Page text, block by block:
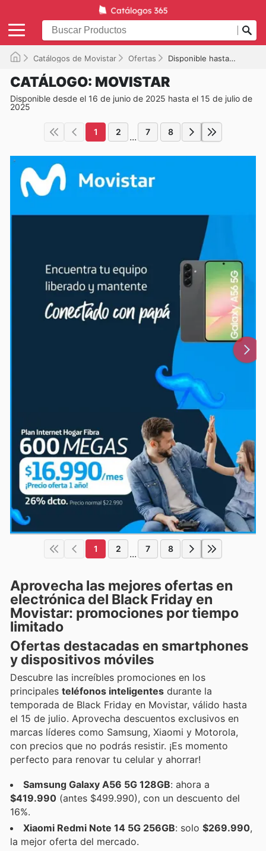
Catálogos de Movistar Ofertas Disponible hasta el 15-07-2025
CATÁLOGO: MOVISTAR
Disponible desde el 16 de junio de 2025 hasta el 15 de julio de
2025
1 2 ... 7 8
1 2 ... 7 8
Aprovecha las mejores ofertas en
electrónica del Black Friday en
Movistar: promociones por tiempo
limitado
Ofertas destacadas en smartphones
y dispositivos móviles
Descubre las increíbles promociones en los
principales teléfonos inteligentes durante la
temporada de Black Friday en Movistar, válido hasta
el 15 de julio. Aprovecha descuentos exclusivos en
marcas líderes como Samsung, Xiaomi y Motorola,
con precios que no podrás resistir. ¡Es momento
perfecto para renovar tu celular y ahorrar!
Samsung Galaxy A56 5G 128GB: ahora a
$419.990 (antes $499.990), con un descuento del
16%.
Xiaomi Redmi Note 14 5G 256GB: solo $269.990,
la mejor oferta del mercado.